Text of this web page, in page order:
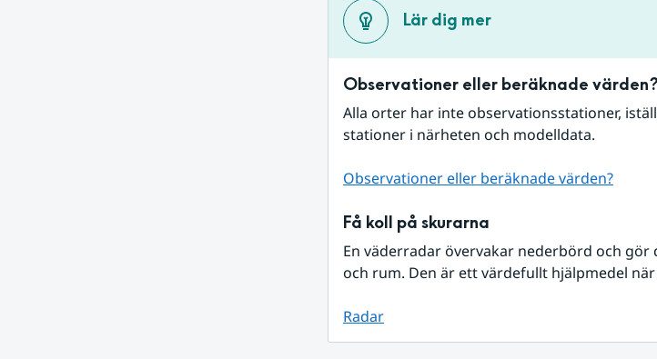
Lär dig mer
Observationer eller beräknade värden?
Alla orter har inte observationsstationer,
stationer i närheten och modelldata.
Observationer eller beräknade värden?
Få koll på skurarna
En väderradar övervakar nederbörd och
och rum. Den är ett värdefullt hjälpmedel
Radar